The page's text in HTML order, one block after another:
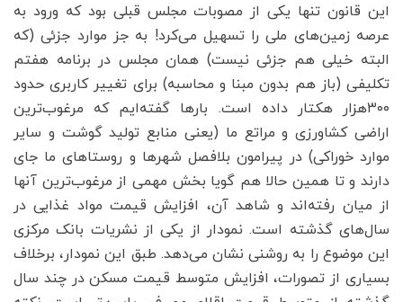
این قانون تنها یکی از مصوبات مجلس قبلی بود که ورود به
عرصه زمین‌‌‌های ملی را تسهیل می‌‌‌کرد! به جز موارد جزئی (که
البته خیلی هم جزئی نیست) همان مجلس در برنامه هفتم
تکلیفی (باز هم بدون مبنا و محاسبه) برای تغییر کاربری حدود
۳۰۰‌هزار هکتار داده است. بارها گفته‌‌‌ایم که مرغوب‌‌‌ترین
اراضی کشاورزی و مراتع ما (یعنی منابع تولید گوشت و سایر
موارد خوراکی) در پیرامون بلافصل شهرها و روستاهای ما جای
دارند و تا همین حالا هم گویا بخش مهمی از مرغوب‌‌‌ترین آنها
از میان رفته‌‌‌اند و شاهد آن، افزایش قیمت مواد غذایی در
سال‌های گذشته است. نمودار از یکی از نشریات بانک مرکزی
این موضوع را به روشنی نشان می‌دهد. طبق این نمودار، برخلاف
بسیاری از تصورات، افزایش متوسط قیمت مسکن در چند سال